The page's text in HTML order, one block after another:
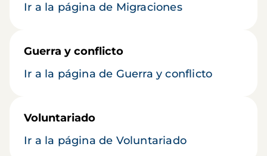
Ir a la página de Migraciones
Guerra y conflicto
Ir a la página de Guerra y conflicto
Voluntariado
Ir a la página de Voluntariado